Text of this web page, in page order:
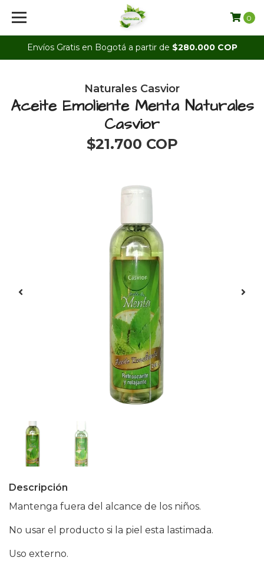
Envíos Gratis en Bogotá a partir de $280.000 COP
0
Naturales Casvior
Aceite Emoliente Menta Naturales
Casvior
$21.700 COP
Descripción
Mantenga fuera del alcance de los niños.
No usar el producto si la piel esta lastimada.
Uso externo.